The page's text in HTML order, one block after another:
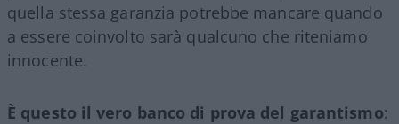
quella stessa garanzia potrebbe mancare quando
a essere coinvolto sarà qualcuno che riteniamo
innocente.
È questo il vero banco di prova del garantismo: